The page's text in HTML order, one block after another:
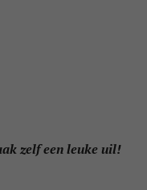
zelf een leuke uil!